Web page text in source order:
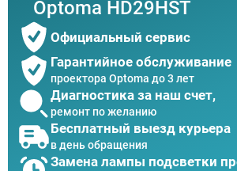
Optoma HD29HST
Официальный сервис
Гарантийное обслуживание
проектора Optoma до 3 лет
Диагностика за наш счет,
ремонт по желанию
Бесплатный выезд курьера
в день обращения
Замена лампы подсветки